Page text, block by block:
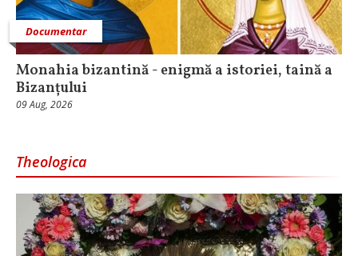
Documentar
Monahia bizantină - enigmă a istoriei, taină a
Bizanțului
09 Aug, 2026
Theologica